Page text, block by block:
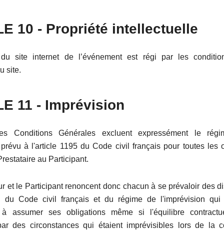
10 - Propriété intellectuelle
site internet de l’événement est régi par les
site.
E 11 - Imprévision
Conditions Générales excluent expressément le
à l'article 1195 du Code civil français pour toutes les
au Participant.
et le Participant renoncent donc chacun à se prévaloir des
du Code civil français et du régime de l'imprévision
à assumer ses obligations même si l'équilibre
des circonstances qui étaient imprévisibles lors de la